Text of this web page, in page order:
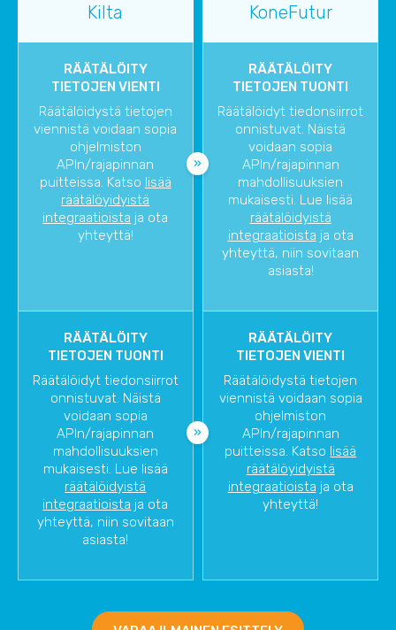
Kilta KoneFutur
RÄÄTÄLÖITY
TIETOJEN VIENTI
Räätälöidystä tietojen
viennistä voidaan sopia
ohjelmiston
APIn/rajapinnan
puitteissa. Katso lisää
räätälöyidyistä
integraatioista ja ota
yhteyttä!
RÄÄTÄLÖITY
TIETOJEN TUONTI
Räätälöidyt tiedonsiirrot
onnistuvat. Näistä
voidaan sopia
APIn/rajapinnan
mahdollisuuksien
mukaisesti. Lue lisää
räätälöidyistä
integraatioista ja ota
yhteyttä, niin sovitaan
asiasta!
RÄÄTÄLÖITY
TIETOJEN TUONTI
Räätälöidyt tiedonsiirrot
onnistuvat. Näistä
voidaan sopia
APIn/rajapinnan
mahdollisuuksien
mukaisesti. Lue lisää
räätälöidyistä
integraatioista ja ota
yhteyttä, niin sovitaan
asiasta!
RÄÄTÄLÖITY
TIETOJEN VIENTI
Räätälöidystä tietojen
viennistä voidaan sopia
ohjelmiston
APIn/rajapinnan
puitteissa. Katso lisää
räätälöyidyistä
integraatioista ja ota
yhteyttä!